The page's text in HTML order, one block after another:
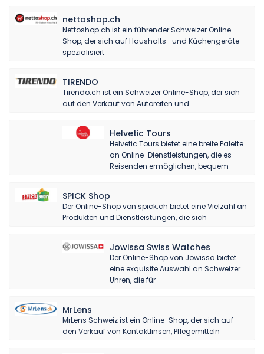
nettoshop.ch
Nettoshop.ch ist ein führender Schweizer Online-
Shop, der sich auf Haushalts- und Küchengeräte
spezialisiert
TIRENDO
Tirendo.ch ist ein Schweizer Online-Shop, der sich
auf den Verkauf von Autoreifen und
Helvetic Tours
Helvetic Tours bietet eine breite Palette
an Online-Dienstleistungen, die es
Reisenden ermöglichen, bequem
SPICK Shop
Der Online-Shop von spick.ch bietet eine Vielzahl an
Produkten und Dienstleistungen, die sich
Jowissa Swiss Watches
Der Online-Shop von Jowissa bietet
eine exquisite Auswahl an Schweizer
Uhren, die für
MrLens
MrLens Schweiz ist ein Online-Shop, der sich auf
den Verkauf von Kontaktlinsen, Pflegemitteln